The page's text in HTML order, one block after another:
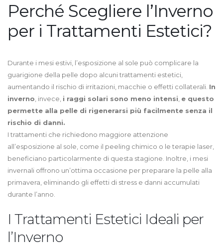
Perché Scegliere l’Inverno
per i Trattamenti Estetici?
Durante i mesi estivi, l’esposizione al sole può complicare la
guarigione della pelle dopo alcuni trattamenti estetici,
aumentando il rischio di irritazioni, macchie o effetti collaterali. In
inverno , invece, i raggi solari sono meno intensi e questo
permette alla pelle di rigenerarsi più facilmente senza il
rischio di danni.
I trattamenti che richiedono maggiore attenzione
all’esposizione al sole, come il peeling chimico o le terapie laser,
beneficiano particolarmente di questa stagione. Inoltre, i mesi
invernali offrono un’ottima occasione per preparare la pelle alla
primavera, eliminando gli effetti di stress e danni accumulati
durante l’anno.
I Trattamenti Estetici Ideali per
l’Inverno